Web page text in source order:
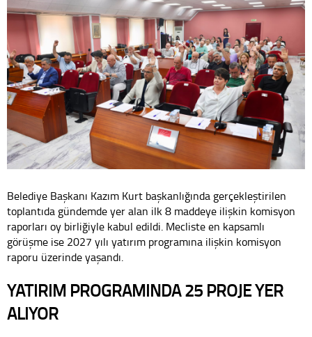
Belediye Başkanı Kazım Kurt başkanlığında gerçekleştirilen
toplantıda gündemde yer alan ilk 8 maddeye ilişkin komisyon
raporları oy birliğiyle kabul edildi. Mecliste en kapsamlı
görüşme ise 2027 yılı yatırım programına ilişkin komisyon
raporu üzerinde yaşandı.
YATIRIM PROGRAMINDA 25 PROJE YER
ALIYOR